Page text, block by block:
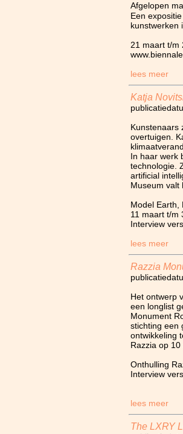
Afgelopen
Een
kunstwerken
21 maart t/m
lees meer
Katja
Kunstenaars
overtuigen.
In haar werk
technologie.
artificial
Museum valt
Model Earth,
11 maart t/m
Interview
lees meer
Razzia
Het ontwerp
een longlist
Monument
stichting een
ontwikkeling
Razzia op
Onthulling
Interview
lees meer
The LXRY